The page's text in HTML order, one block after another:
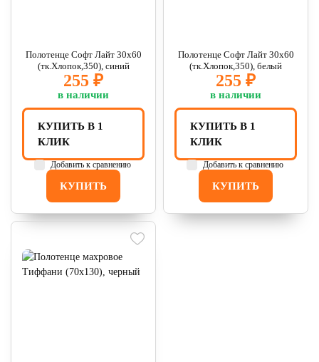
Полотенце Софт Лайт 30х60
(тк.Хлопок,350), синий
255 ₽
в наличии
КУПИТЬ
КУПИТЬ В 1
КЛИК
Добавить к сравнению
Полотенце Софт Лайт 30х60
(тк.Хлопок,350), белый
255 ₽
в наличии
КУПИТЬ
КУПИТЬ В 1
КЛИК
Добавить к сравнению